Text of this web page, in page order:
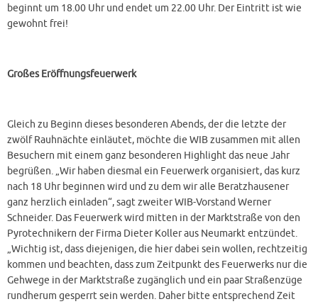
beginnt um 18.00 Uhr und endet um 22.00 Uhr. Der Eintritt ist wie
gewohnt frei!
Großes Eröffnungsfeuerwerk
Gleich zu Beginn dieses besonderen Abends, der die letzte der
zwölf Rauhnächte einläutet, möchte die WIB zusammen mit allen
Besuchern mit einem ganz besonderen Highlight das neue Jahr
begrüßen. „Wir haben diesmal ein Feuerwerk organisiert, das kurz
nach 18 Uhr beginnen wird und zu dem wir alle Beratzhausener
ganz herzlich einladen“, sagt zweiter WIB-Vorstand Werner
Schneider. Das Feuerwerk wird mitten in der Marktstraße von den
Pyrotechnikern der Firma Dieter Koller aus Neumarkt entzündet.
„Wichtig ist, dass diejenigen, die hier dabei sein wollen, rechtzeitig
kommen und beachten, dass zum Zeitpunkt des Feuerwerks nur die
Gehwege in der Marktstraße zugänglich und ein paar Straßenzüge
rundherum gesperrt sein werden. Daher bitte entsprechend Zeit